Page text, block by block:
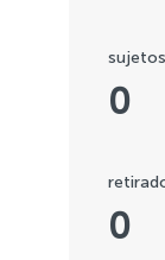
0
0